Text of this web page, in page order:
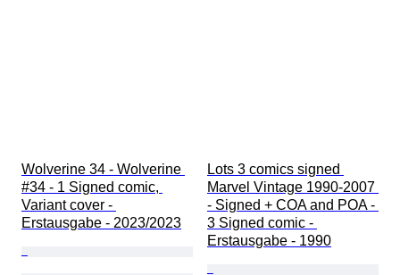
Wolverine 34 - Wolverine
#34 - 1 Signed comic,
Variant cover -
Erstausgabe - 2023/2023
Lots 3 comics signed
Marvel Vintage 1990-2007
- Signed + COA and POA -
3 Signed comic -
Erstausgabe - 1990